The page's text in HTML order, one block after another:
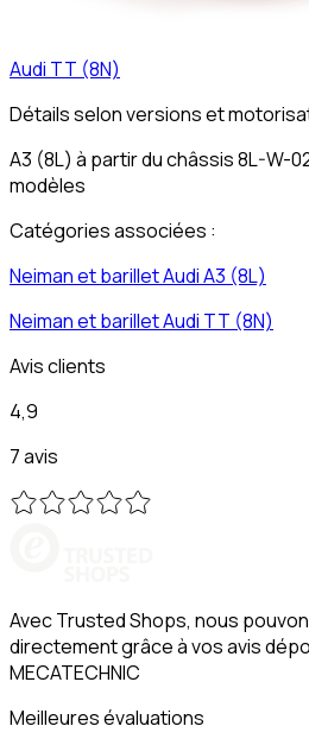
Audi TT (8N)
Détails selon versions et
A3 (8L) à partir du châssis 8L-W-
modèles
Catégories associées :
Neiman et barilletAudiA3 (8L)
Neiman et barilletAudi TT (8N)
Avis clients
4,9
7 avis
Avec Trusted Shops, nous
directement grâce à vos avis
MECATECHNIC
Meilleures évaluations